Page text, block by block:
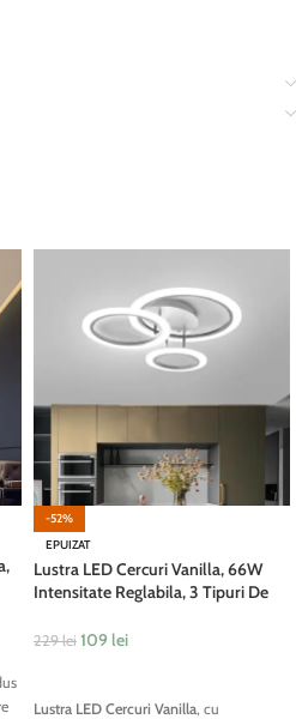
-52%
EPUIZAT
Lustra LED Cercuri Vanilla, 66W
Intensitate Reglabila, 3 Tipuri De
229lei 109 lei
Lustra LED Cercuri Vanilla, cu